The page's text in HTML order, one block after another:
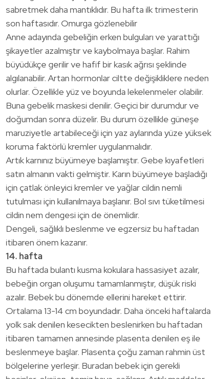
sabretmek daha mantıklıdır. Bu hafta ilk trimesterin
son haftasıdır. Omurga gözlenebilir
Anne adayında gebeliğin erken bulguları ve yarattığı
şikayetler azalmıştır ve kaybolmaya başlar. Rahim
büyüdükçe gerilir ve hafif bir kasık ağrısı şeklinde
algılanabilir. Artan hormonlar ciltte değişikliklere neden
olurlar. Özellikle yüz ve boyunda lekelenmeler olabilir.
Buna gebelik maskesi denilir. Geçici bir durumdur ve
doğumdan sonra düzelir. Bu durum özellikle güneşe
maruziyetle artabileceği için yaz aylarında yüze yüksek
koruma faktörlü kremler uygulanmalıdır.
Artık karnınız büyümeye başlamıştır. Gebe kıyafetleri
satın almanın vakti gelmiştir. Karın büyümeye başladığı
için çatlak önleyici kremler ve yağlar cildin nemli
tutulması için kullanılmaya başlanır. Bol sıvı tüketilmesi
cildin nem dengesi için de önemlidir.
Dengeli, sağlıklı beslenme ve egzersiz bu haftadan
itibaren önem kazanır.
14. hafta
Bu haftada bulantı kusma kokulara hassasiyet azalır,
bebeğin organ oluşumu tamamlanmıştır, düşük riski
azalır. Bebek bu dönemde ellerini hareket ettirir.
Ortalama 13-14 cm boyundadır. Daha önceki haftalarda
yolk sak denilen kesecikten beslenirken bu haftadan
itibaren tamamen annesinde plasenta denilen eş ile
beslenmeye başlar. Plasenta çoğu zaman rahmin üst
bölgelerine yerleşir. Buradan bebek için gerekli